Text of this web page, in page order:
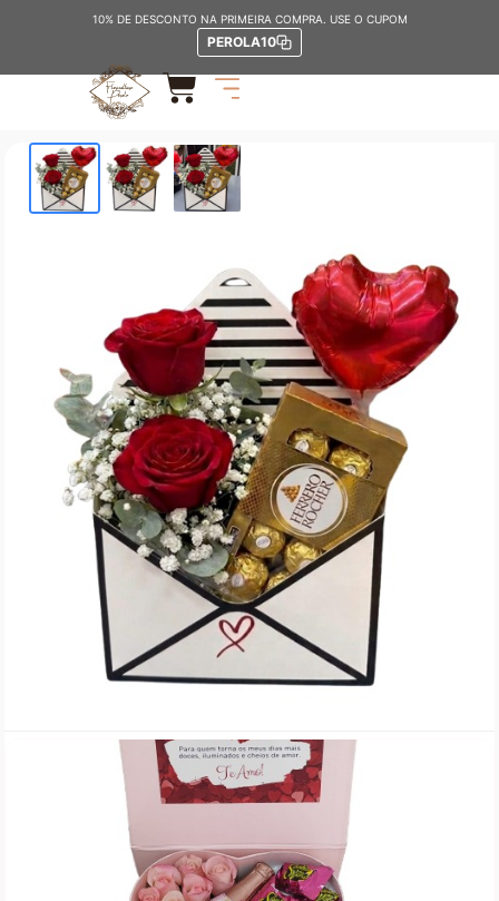
10% DE DESCONTO NA PRIMEIRA COMPRA. USE O CUPOM
PEROLA10
OCASIÕES/NAMORADOS / Carta de Amor